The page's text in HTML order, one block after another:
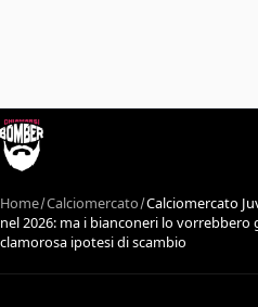
Home Calciomercato Calciomercato
nel 2026: ma i bianconeri lo vorrebbero
clamorosa ipotesi di scambio